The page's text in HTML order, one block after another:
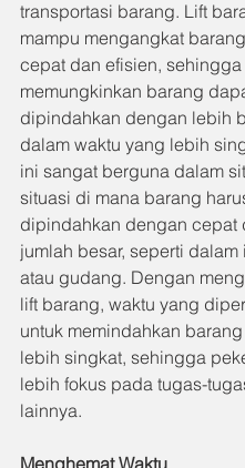
transportasi barang. Lift
mampu mengangkat
cepat dan efisien, sehingga
memungkinkan barang
dipindahkan dengan lebih
dalam waktu yang lebih
ini sangat berguna dalam
situasi di mana barang
dipindahkan dengan cepat
jumlah besar, seperti dalam
atau gudang. Dengan
lift barang, waktu yang
untuk memindahkan
lebih singkat, sehingga
lebih fokus pada tugas-
lainnya.